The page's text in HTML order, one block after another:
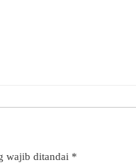
wajib ditandai *